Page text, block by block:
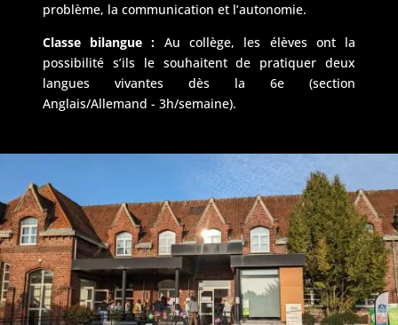
problème, la communication et l’autonomie.
Classe bilangue : Au collège, les élèves ont la
possibilité s’ils le souhaitent de pratiquer deux
langues vivantes dès la 6e (section
Anglais/Allemand - 3h/semaine).